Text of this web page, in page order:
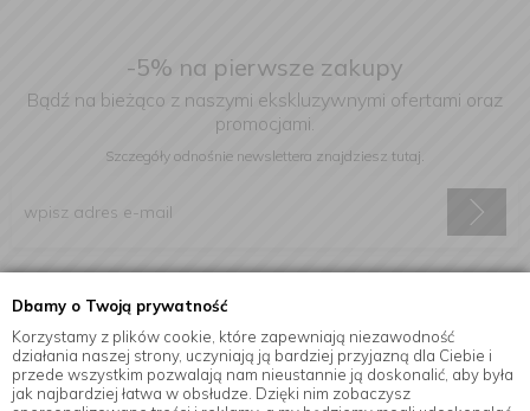
Dbamy o Twoją prywatność
Korzystamy z plików cookie, które zapewniają niezawodność
działania naszej strony, uczyniają ją bardziej przyjazną dla Ciebie i
przede wszystkim pozwalają nam nieustannie ją doskonalić, aby była
jak najbardziej łatwa w obsłudze. Dzięki nim zobaczysz
-5% na pierwsze zakupy
Bądź na bieżąco z naszymi ekskluzywnymi ofertami oraz
promocjami.
Szczegóły odnośnie newslettera znajdziesz tutaj.
elektroniczną na podany adres e-mail.
Informacje